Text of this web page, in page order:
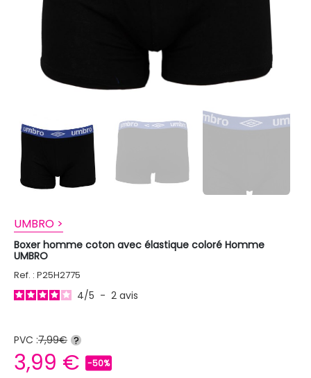
UMBRO >
Boxer homme coton avec élastique coloré Homme
UMBRO
Ref. : P25H2775
4/5 - 2 avis
PVC :7,99€ ?
3,99 € -50%